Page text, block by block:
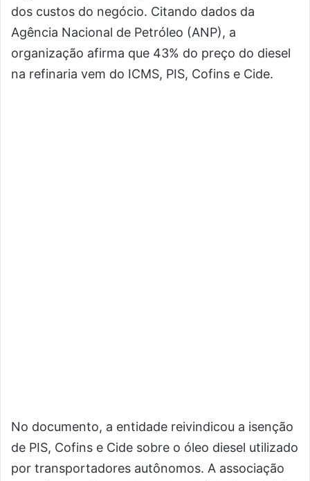
dos custos do negócio. Citando dados da
Agência Nacional de Petróleo (ANP), a
organização afirma que 43% do preço do diesel
na refinaria vem do ICMS, PIS, Cofins e Cide.
No documento, a entidade reivindicou a isenção
de PIS, Cofins e Cide sobre o óleo diesel utilizado
por transportadores autônomos. A associação